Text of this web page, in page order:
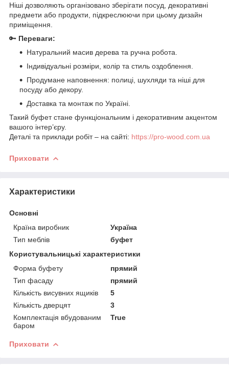
Ніші дозволяють організовано зберігати посуд, декоративні
предмети або продукти, підкреслюючи при цьому дизайн
приміщення.
🔑 Переваги:
Натуральний масив дерева та ручна робота.
Індивідуальні розміри, колір та стиль оздоблення.
Продумане наповнення: полиці, шухляди та ніші для
посуду або декору.
Доставка та монтаж по Україні.
Такий буфет стане функціональним і декоративним акцентом
вашого інтер’єру.
Деталі та приклади робіт – на сайті: https://pro-wood.com.ua
Приховати
Характеристики
Основні
Країна виробник
Україна
Тип меблів
буфет
Користувальницькі характеристики
Форма буфету
прямий
Тип фасаду
прямий
Кількість висувних ящиків
5
Кількість дверцят
3
Комплектація вбудованим
баром
True
Приховати